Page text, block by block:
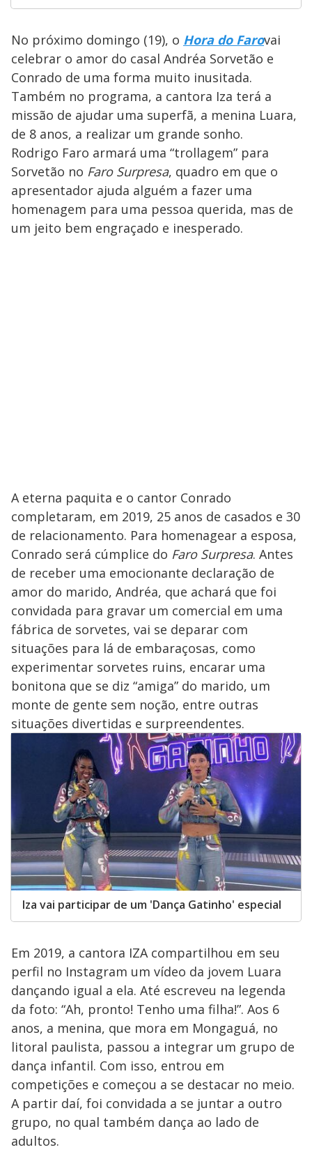
No próximo domingo (19), o Hora do Farovai
celebrar o amor do casal Andréa Sorvetão e
Conrado de uma forma muito inusitada.
Também no programa, a cantora Iza terá a
missão de ajudar uma superfã, a menina Luara,
de 8 anos, a realizar um grande sonho.
Rodrigo Faro armará uma “trollagem” para
Sorvetão no Faro Surpresa, quadro em que o
apresentador ajuda alguém a fazer uma
homenagem para uma pessoa querida, mas de
um jeito bem engraçado e inesperado.
A eterna paquita e o cantor Conrado
completaram, em 2019, 25 anos de casados e 30
de relacionamento. Para homenagear a esposa,
Conrado será cúmplice do Faro Surpresa. Antes
de receber uma emocionante declaração de
amor do marido, Andréa, que achará que foi
convidada para gravar um comercial em uma
fábrica de sorvetes, vai se deparar com
situações para lá de embaraçosas, como
experimentar sorvetes ruins, encarar uma
bonitona que se diz “amiga” do marido, um
monte de gente sem noção, entre outras
situações divertidas e surpreendentes.
Iza vai participar de um 'Dança Gatinho' especial
Em 2019, a cantora IZA compartilhou em seu
perfil no Instagram um vídeo da jovem Luara
dançando igual a ela. Até escreveu na legenda
da foto: “Ah, pronto! Tenho uma filha!”. Aos 6
anos, a menina, que mora em Mongaguá, no
litoral paulista, passou a integrar um grupo de
dança infantil. Com isso, entrou em
competições e começou a se destacar no meio.
A partir daí, foi convidada a se juntar a outro
grupo, no qual também dança ao lado de
adultos.